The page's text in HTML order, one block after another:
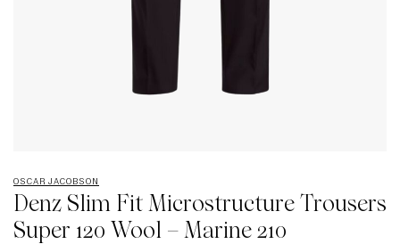
OSCAR JACOBSON
Denz Slim Fit Microstructure Trousers
Super 120 Wool – Marine 210